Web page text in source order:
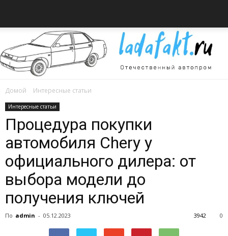
об
автомобилях
Домой Интересные статьи
Интересные статьи
Процедура покупки
автомобиля Chery у
официального дилера: от
выбора модели до
получения ключей
По admin - 05.12.2023 0
3942